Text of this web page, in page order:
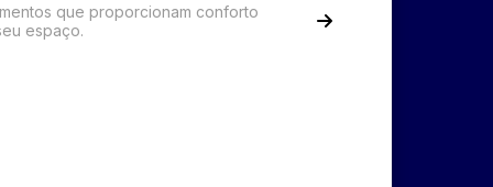
que proporcionam conforto
espaço.